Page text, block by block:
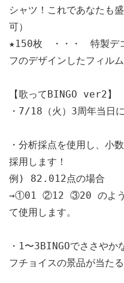
シャツ！これであなたも
可）
★150枚　・・・　特製デ
フのデザインしたフィルム
【歌ってBINGO ver2】
・7/18（火）3周年当日
・分析採点を使用し、小
採用します！
例) 82.012点の場合
→①01 ②12 ③20 のよう
て使用します。
・1〜3BINGOでささやか
フチョイスの景品が当たる